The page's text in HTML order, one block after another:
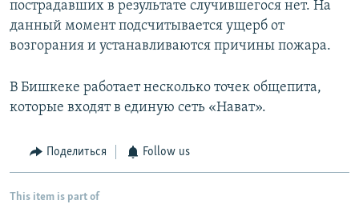
пострадавших в результате случившегося нет. На
данный момент подсчитывается ущерб от
возгорания и устанавливаются причины пожара.
В Бишкеке работает несколько точек общепита,
которые входят в единую сеть «Нават».
Поделиться Follow us
This item is part of